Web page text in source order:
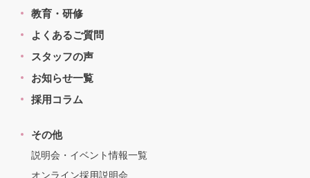
教育・研修
よくあるご質問
スタッフの声
お知らせ一覧
採用コラム
その他
説明会・イベント情報一覧
オンライン採用説明会